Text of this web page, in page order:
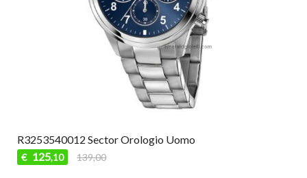
R3253540012 Sector Orologio Uomo
€ 125,10 139,00